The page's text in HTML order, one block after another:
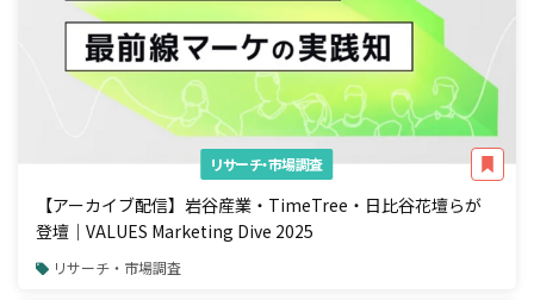
リサーチ・市場調査
【アーカイブ配信】岩谷産業・TimeTree・日比谷花壇らが
登壇｜VALUES Marketing Dive 2025
リサーチ・市場調査